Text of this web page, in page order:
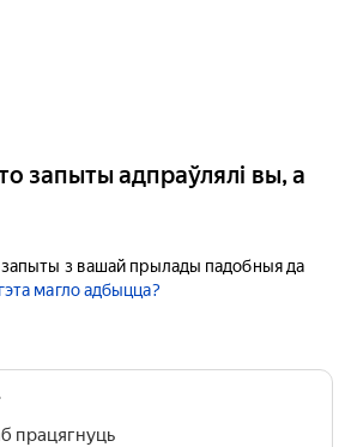
запыты адпраўлялі вы, а
з вашай прылады падобныя да
магло адбыцца?
працягнуць